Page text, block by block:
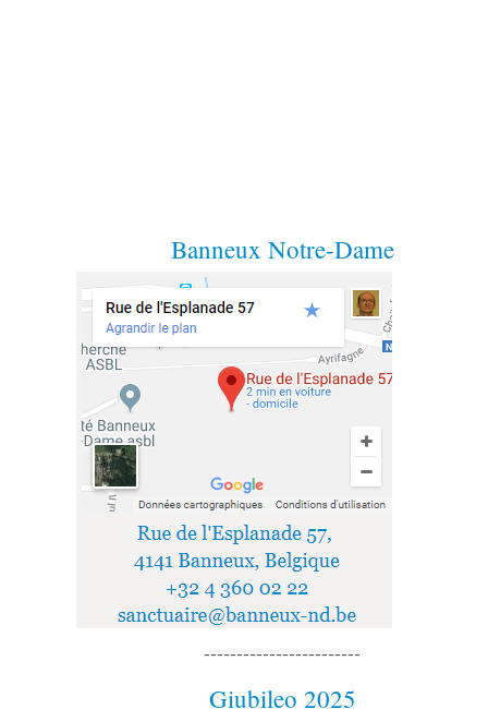
Banneux Notre-Dame
------------------------
Giubileo 2025